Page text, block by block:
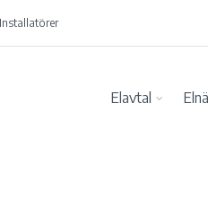
Installatörer
Elavtal